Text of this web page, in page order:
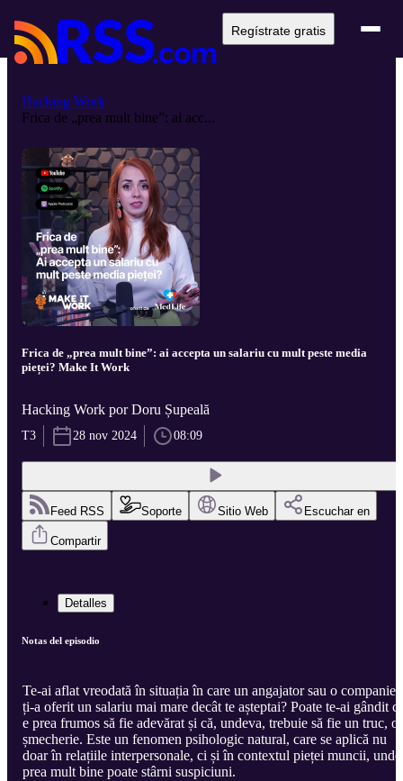
Regístrate gratis
Hacking Work
Frica de „prea mult bine”: ai acc...
Frica de „prea mult bine”: ai accepta un salariu cu mult peste media
pieței? Make It Work
Hacking Work por Doru Șupeală
T3 28 nov 2024 08:09
Feed RSS Soporte Sitio Web Escuchar en
Compartir
Detalles
Notas del episodio
Te-ai aflat vreodată în situația în care un angajator sau o companie
ți-a oferit un salariu mai mare decât te așteptai? Poate te-ai gândit
e prea frumos să fie adevărat și că, undeva, trebuie să fie un truc, o
șmecherie. Este un fenomen psihologic natural, care se aplică nu
doar în relațiile interpersonale, ci și în contextul pieței muncii, unde
prea mult bine poate stârni suspiciuni.